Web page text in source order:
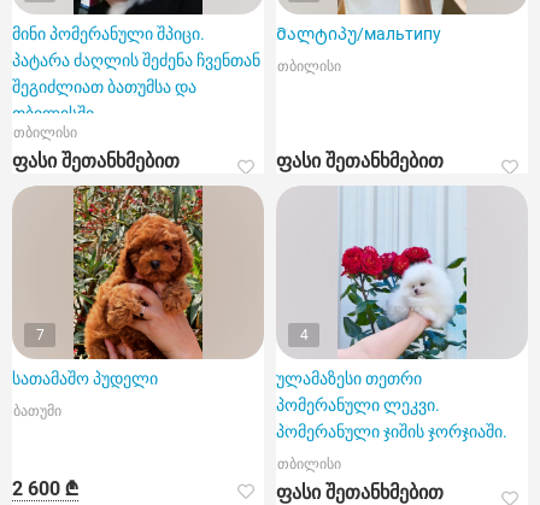
მინი პომერანული შპიცი.
პატარა ძაღლის შეძენა ჩვენთან
შეგიძლიათ ბათუმსა და
თბილისში.
თბილისი
ფასი შეთანხმებით
Მალტიპუ/мальтипу
თბილისი
ფასი შეთანხმებით
7
სათამაშო პუდელი
ბათუმი
2 600 ₾
4
ულამაზესი თეთრი
პომერანული ლეკვი.
პომერანული ჯიშის ჯორჯიაში.
თბილისი
ფასი შეთანხმებით